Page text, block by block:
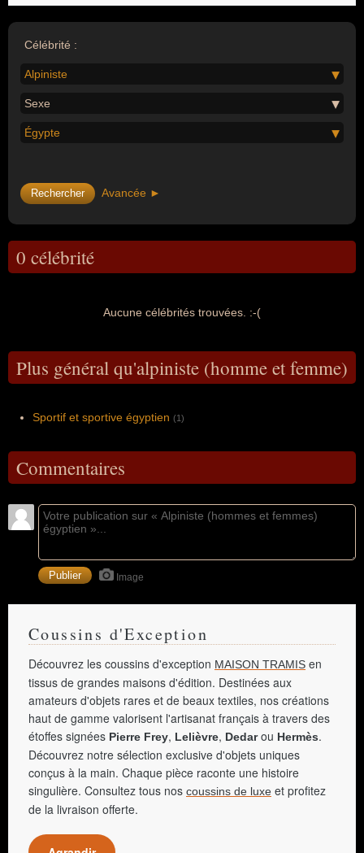
Célébrité :
Alpiniste
Sexe
Égypte
Avancée ►
0 célébrité
Aucune célébrités trouvées. :-(
Plus général qu'alpiniste (homme et femme)
Sportif et sportive égyptien (1)
Commentaires
Image
Coussins d'Exception
Découvrez les coussins d'exception MAISON TRAMIS en
tissus de grandes maisons d'édition. Destinées aux
amateurs d'objets rares et de beaux textiles, nos créations
haut de gamme valorisent l'artisanat français à travers des
étoffes signées Pierre Frey, Lelièvre, Dedarou Hermès.
Découvrez notre sélection exclusive d'objets uniques
conçus à la main. Chaque pièce raconte une histoire
singulière. Consultez tous nos coussins de luxe et profitez
de la livraison offerte.